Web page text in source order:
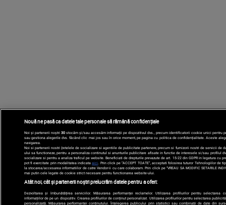
Nouă ne pasă ca datele tale personale să rămână confidențiale
Noi și partenerii noștri30 stocăm și/sau accesăm informații pe dispozitivul dvs., precum identificatorii cookie unici pentru
sau gestiona alegerile dvs. făcând clic mai jos sau în orice moment, pe pagina cu politica de confidențialitate. Aceste
navigarea.
Noi si partenerii nostri (retelele de socializare si agentiile de publicitate partenere, precum si furnizorii nostri de servicii de
ului sa functioneze, pentru a personaliza continutul si anunturile publicitare afisate in functie de interesele si/sau profilul
socializare si pentru a analiza traficul pe website. Beneficiati de drepturile prevazute de art. 15-22 din GDPR in legatura cu
pot fi exercitate prin modalitatea indicataaici . Prin click pe “ACCEPT TOATE”, acceptati folosirea tuturor Tehnologiilor
la stocarea/accesarea informatiilor de catre Vendor-ii cu care colaboram. Prin click pe “VREAU SA MODIFIC SETARILE
mai putin cele legate de cookie strict necesare pentru functionarea website-ului.
Atât noi, cât și partenerii noștri prelucrăm datele pentru a oferi:
Dezvoltarea și îmbunătățirea serviciilor. Măsurarea performanței reclamelor. Utilizarea profilurilor pentru selectarea
informațiilor de pe un dispozitiv. Crearea profilurilor de conținut personalizat. Utilizarea profilurilor pentru selectarea
personalizată. Măsurarea performanței conținutului. Înțelegerea publicului prin statistici sau combinații de date din